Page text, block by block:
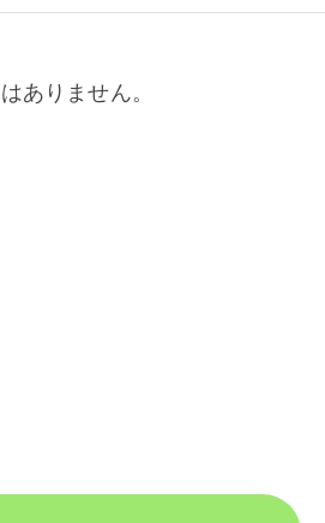
ありません。